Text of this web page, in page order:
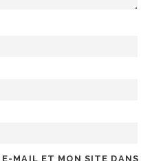
E-MAIL ET MON SITE DANS